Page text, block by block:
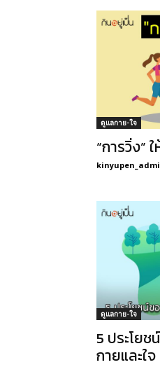
ดูแลกาย-ใจ
“การวิ่ง”
ดูแลกาย-ใจ
5 ประโย
กายและใจ